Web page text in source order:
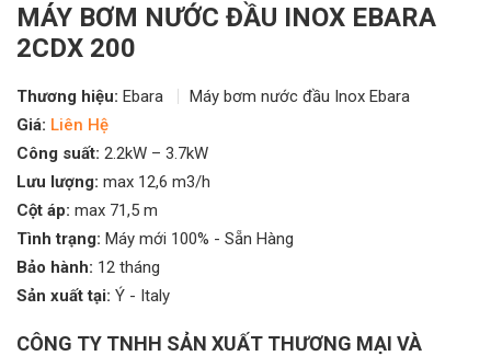
MÁY BƠM NƯỚC ĐẦU INOX EBARA
2CDX 200
Thương hiệu: Ebara
Máy bơm nước đầu Inox Ebara
Giá: Liên Hệ
Công suất: 2.2kW – 3.7kW
Lưu lượng: max 12,6 m3/h
Cột áp: max 71,5 m
Tình trạng: Máy mới 100% - Sẵn Hàng
Bảo hành: 12 tháng
Sản xuất tại: Ý - Italy
CÔNG TY TNHH SẢN XUẤT THƯƠNG MẠI VÀ